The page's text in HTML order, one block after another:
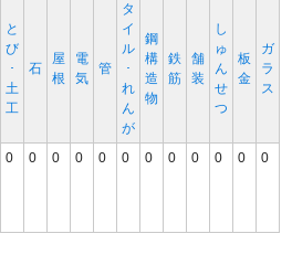
と
び
･
土
工
石
屋
根
電
気
管
タ
イ
ル
･
れ
ん
が
鋼
構
造
物
鉄
筋
舗
装
し
ゅ
ん
せ
つ
板
金
ガ
ラ
ス
0 0 0 0 0 0 0 0 0 0 0 0